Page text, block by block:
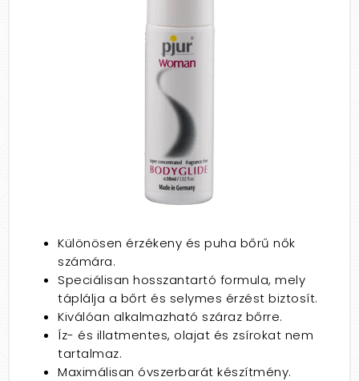
Különösen érzékeny és puha bőrű nők
számára.
Speciálisan hosszantartó formula, mely
táplálja a bőrt és selymes érzést biztosít.
Kiválóan alkalmazható száraz bőrre.
Íz- és illatmentes, olajat és zsírokat nem
tartalmaz.
Maximálisan óvszerbarát készítmény.